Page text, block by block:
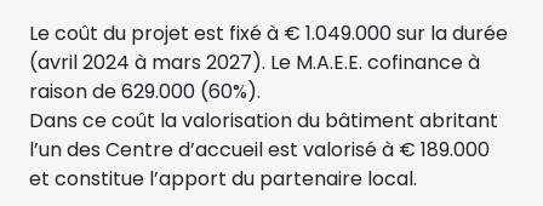
Le coût du projet est fixé à € 1.049.000 sur la durée
(avril 2024 à mars 2027). Le M.A.E.E. cofinance à
raison de 629.000 (60%).
Dans ce coût la valorisation du bâtiment abritant
l’un des Centre d’accueil est valorisé à € 189.000
et constitue l’apport du partenaire local.